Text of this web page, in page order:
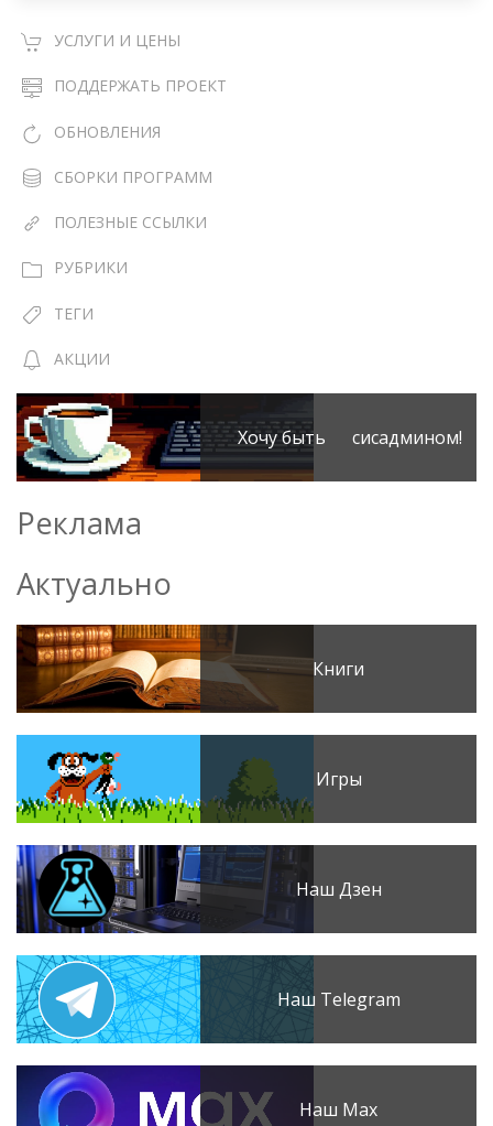
УСЛУГИ И ЦЕНЫ
ПОДДЕРЖАТЬ ПРОЕКТ
ОБНОВЛЕНИЯ
СБОРКИ ПРОГРАММ
ПОЛЕЗНЫЕ ССЫЛКИ
РУБРИКИ
ТЕГИ
АКЦИИ
Хочу быть сисадмином!
Реклама
Актуально
Книги
Игры
Наш Дзен
Наш Telegram
Наш Max